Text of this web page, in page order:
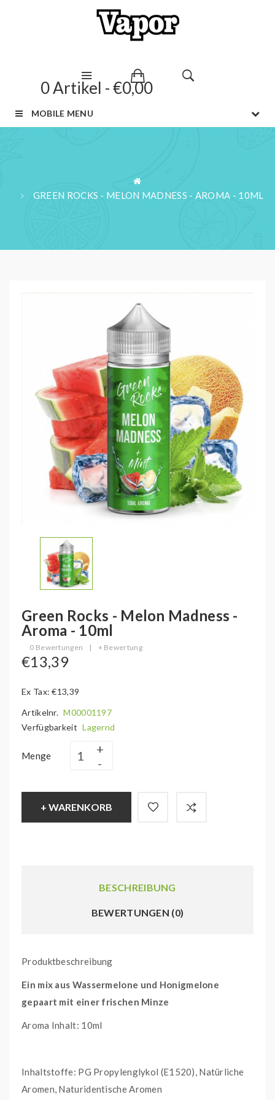
0 Artikel - €0,00
MOBILE MENU
GREEN ROCKS - MELON MADNESS - AROMA - 10ML
Green Rocks - Melon Madness -
Aroma - 10ml
0 Bewertungen | + Bewertung
€13,39
Ex Tax: €13,39
Artikelnr. M00001197
Verfügbarkeit Lagernd
Menge
+ WARENKORB
BESCHREIBUNG
BEWERTUNGEN (0)
Produktbeschreibung
Ein mix aus Wassermelone und Honigmelone
gepaart mit einer frischen Minze
Aroma Inhalt: 10ml
Inhaltstoffe: PG Propylenglykol (E1520), Natürliche
Aromen, Naturidentische Aromen